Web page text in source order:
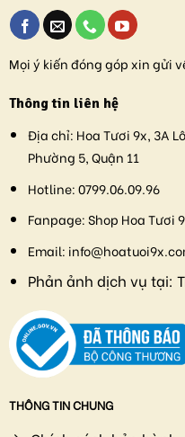
Mọi ý kiến đóng góp xin gửi
Thông tin liên hệ
Địa chỉ: Hoa Tươi 9x, 3A
Phường 5, Quận 11
Hotline:0799.06.09.96
Fanpage:Shop Hoa Tươi
Email:
Phản ảnh dịch vụ tại:
THÔNG TIN CHUNG